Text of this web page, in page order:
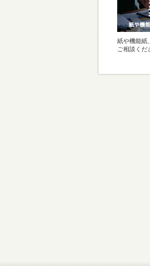
紙や機能紙
ご相談くだ